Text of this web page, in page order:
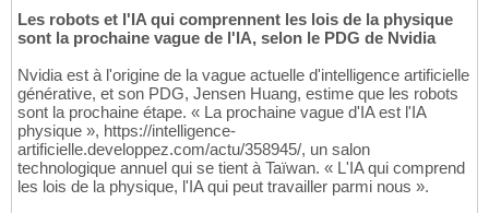
Les robots et l'IA qui comprennent les lois de la physique
sont la prochaine vague de l'IA, selon le PDG de Nvidia
Nvidia est à l'origine de la vague actuelle d'intelligence artificielle
générative, et son PDG, Jensen Huang, estime que les robots
sont la prochaine étape. « La prochaine vague d'IA est l'IA
physique », https://intelligence-
artificielle.developpez.com/actu/358945/, un salon
technologique annuel qui se tient à Taïwan. « L'IA qui comprend
les lois de la physique, l'IA qui peut travailler parmi nous ».